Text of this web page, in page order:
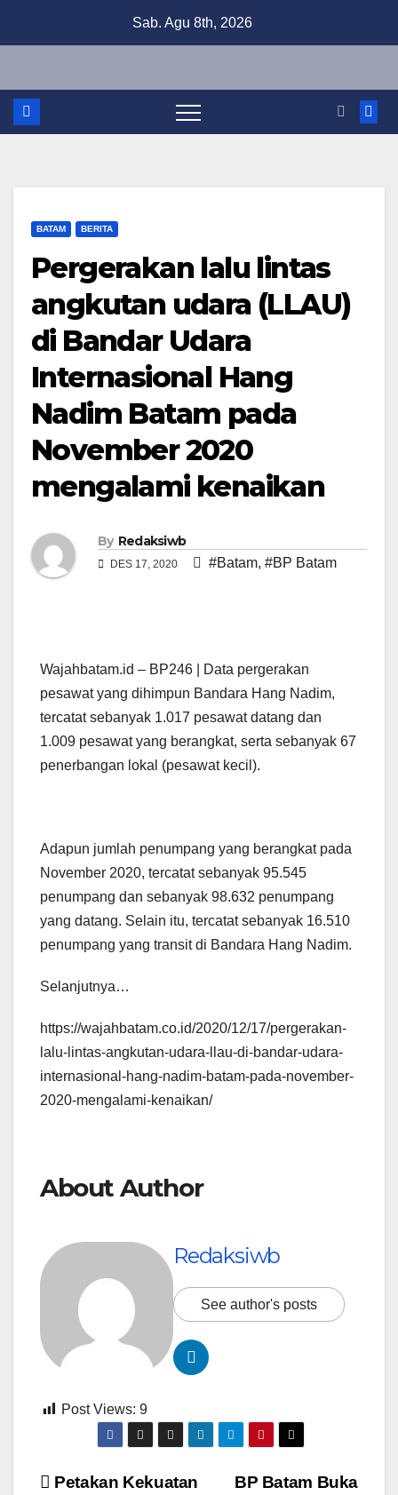
Sab. Agu 8th, 2026
BATAM BERITA
Pergerakan lalu lintas
angkutan udara (LLAU)
di Bandar Udara
Internasional Hang
Nadim Batam pada
November 2020
mengalami kenaikan
By Redaksiwb
DES 17, 2020 #Batam, #BP Batam
Wajahbatam.id – BP246 | Data pergerakan
pesawat yang dihimpun Bandara Hang Nadim,
tercatat sebanyak 1.017 pesawat datang dan
1.009 pesawat yang berangkat, serta sebanyak 67
penerbangan lokal (pesawat kecil).
Adapun jumlah penumpang yang berangkat pada
November 2020, tercatat sebanyak 95.545
penumpang dan sebanyak 98.632 penumpang
yang datang. Selain itu, tercatat sebanyak 16.510
penumpang yang transit di Bandara Hang Nadim.
Selanjutnya…
https://wajahbatam.co.id/2020/12/17/pergerakan-
lalu-lintas-angkutan-udara-llau-di-bandar-udara-
internasional-hang-nadim-batam-pada-november-
2020-mengalami-kenaikan/
About Author
Redaksiwb
See author's posts
Post Views: 9
BP Batam Buka
Petakan Kekuatan